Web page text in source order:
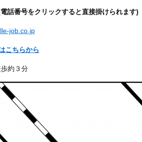
電話番号をクリックすると直接掛けられます)
job.co.jp
こちらから
約３分